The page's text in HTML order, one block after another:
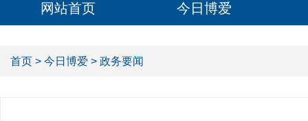
网站首页 今日博爱
首页 > 今日博爱 > 政务要闻